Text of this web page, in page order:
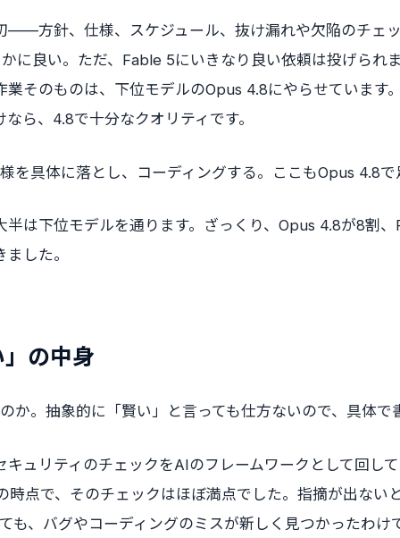
——方針、仕様、スケジュール、抜け漏れや欠陥のチェ
に良い。ただ、Fable 5にいきなり良い依頼は投げられ
業そのものは、下位モデルのOpus 4.8にやらせています
ら、4.8で十分なクオリティです。
を具体に落とし、コーディングする。ここもOpus 4.8で
半は下位モデルを通ります。ざっくり、Opus 4.8が8割
した。
の中身
か。抽象的に「賢い」と言っても仕方ないので、具体で
キュリティのチェックをAIのフレームワークとして回し
時点で、そのチェックはほぼ満点でした。指摘が出ない
も、バグやコーディングのミスが新しく見つかったわけ